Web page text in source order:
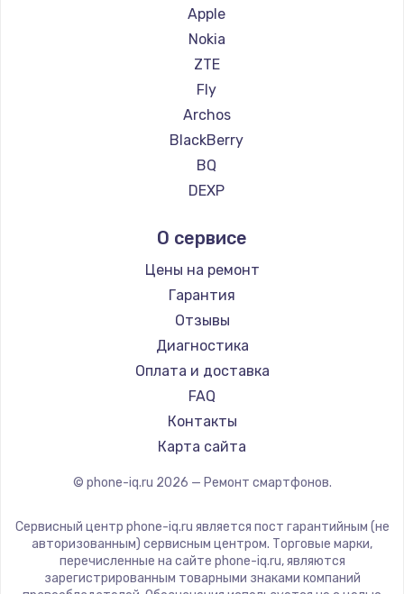
Ремонт смартфонов Vertex
Ремонт смартфонов Microsoft
Ремонт смартфонов Sharp
Ремонт смартфонов Elephone
Ремонт смартфонов BlackView
Ремонт смартфонов Google
Ремонт смартфонов Vertu
Ремонт смартфонов Tp-Link
Ремонт смартфонов Nubia
Ремонт смартфонов Land Rover
Ремонт смартфонов Acer
Ремонт смартфонов HP
Ремонт смартфонов Poco
Ремонт смартфонов HTC
Ремонт смартфонов Blackmagic
Ремонт смартфонов Nothing
Ремонт смартфонов iQOO
Apple
Nokia
ZTE
Fly
Archos
BlackBerry
BQ
DEXP
Ginzzu
Highscreen
Irbis
Kyocera
LeEco
OnePlus
teXet
Motorola
Prestigio
Elephone
BlackView
О сервисе
Цены на ремонт
Гарантия
Отзывы
Диагностика
Оплата и доставка
FAQ
Контакты
Карта сайта
© phone-iq.ru 2026 — Ремонт смартфонов.
Сервисный центр phone-iq.ru является пост гарантийным (не
авторизованным) сервисным центром. Торговые марки,
перечисленные на сайте phone-iq.ru, являются
зарегистрированным товарными знаками компаний